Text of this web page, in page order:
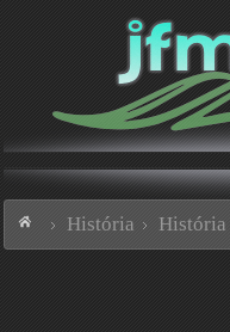
História História